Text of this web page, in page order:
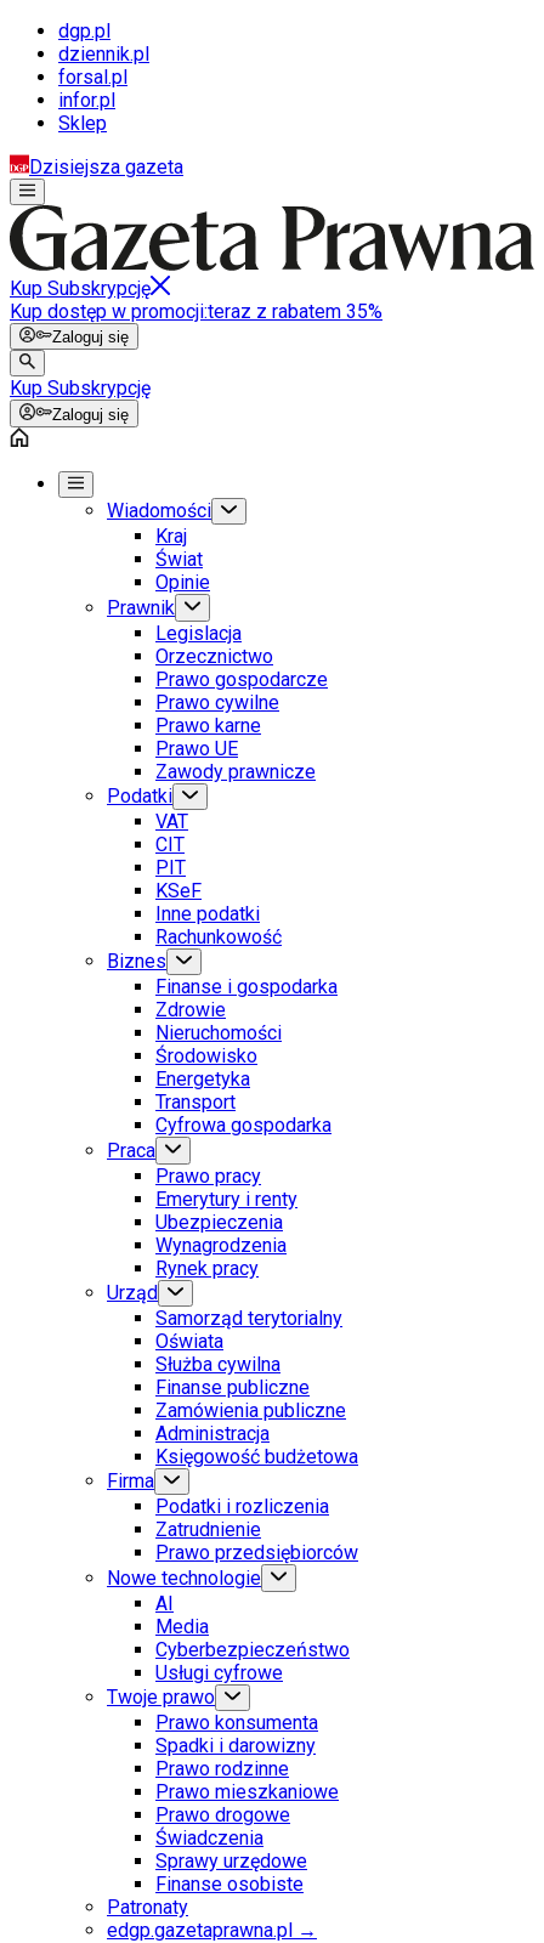
dgp.pl
dziennik.pl
forsal.pl
infor.pl
Sklep
Dzisiejsza gazeta
Kup Subskrypcję
Kup dostęp w promocji:teraz z rabatem 35%
Zaloguj się
Kup Subskrypcję
Zaloguj się
Wiadomości
Kraj
Świat
Opinie
Prawnik
Legislacja
Orzecznictwo
Prawo gospodarcze
Prawo cywilne
Prawo karne
Prawo UE
Zawody prawnicze
Podatki
VAT
CIT
PIT
KSeF
Inne podatki
Rachunkowość
Biznes
Finanse i gospodarka
Zdrowie
Nieruchomości
Środowisko
Energetyka
Transport
Cyfrowa gospodarka
Praca
Prawo pracy
Emerytury i renty
Ubezpieczenia
Wynagrodzenia
Rynek pracy
Urząd
Samorząd terytorialny
Oświata
Służba cywilna
Finanse publiczne
Zamówienia publiczne
Administracja
Księgowość budżetowa
Firma
Podatki i rozliczenia
Zatrudnienie
Prawo przedsiębiorców
Nowe technologie
AI
Media
Cyberbezpieczeństwo
Usługi cyfrowe
Twoje prawo
Prawo konsumenta
Spadki i darowizny
Prawo rodzinne
Prawo mieszkaniowe
Prawo drogowe
Świadczenia
Sprawy urzędowe
Finanse osobiste
Patronaty
edgp.gazetaprawna.pl →